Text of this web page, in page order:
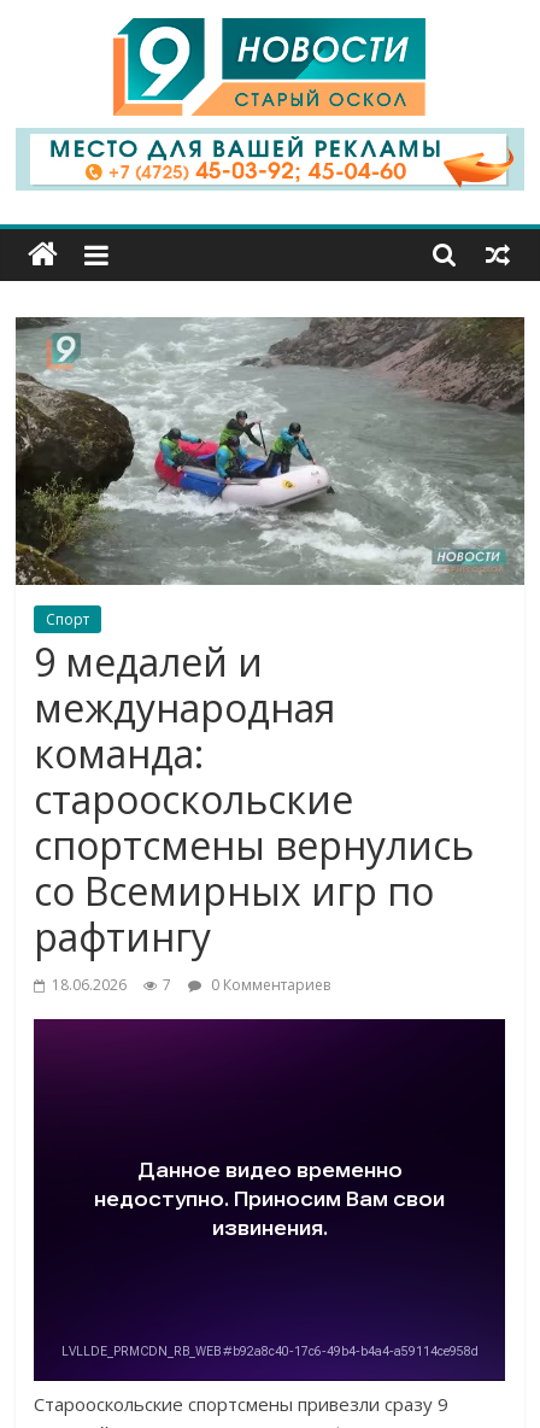
9
Канал
Старый
Оскол
Спорт
9 медалей и
международная
команда:
старооскольские
спортсмены вернулись
со Всемирных игр по
рафтингу
18.06.2026 7 0 Комментариев
Старооскольские спортсмены привезли сразу 9